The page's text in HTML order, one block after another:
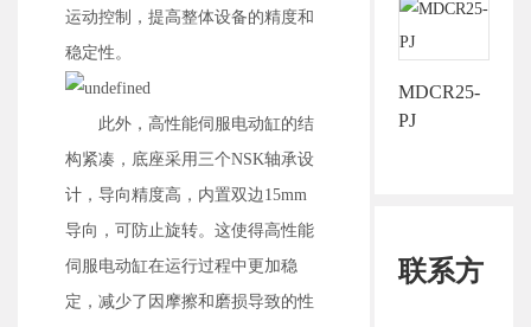
运动控制，提高整体设备的精度和
稳定性。
此外，高性能伺服电动缸的结
构紧凑，底座采用三个NSK轴承设
计，导向精度高，内置双边15mm
导向，可防止旋转。这使得高性能
伺服电动缸在运行过程中更加稳
定，减少了因摩擦和磨损导致的性
MDCR25-
PJ
联系方